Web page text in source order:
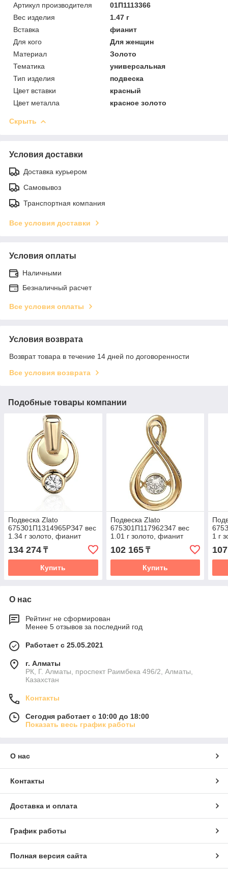
Артикул производителя
01П1113366
Вес изделия
1.47 г
Вставка
фианит
Для кого
Для женщин
Материал
Золото
Тематика
универсальная
Тип изделия
подвеска
Цвет вставки
красный
Цвет металла
красное золото
Скрыть
Условия доставки
Доставка курьером
Самовывоз
Транспортная компания
Все условия доставки
Условия оплаты
Наличными
Безналичный расчет
Все условия оплаты
Условия возврата
Возврат товара в течение 14 дней по договоренности
Все условия возврата
Подобные товары компании
Подвеска Zlato
675З01П1314965РЗ47 вес
1.34 г золото, фианит
134 274 ₸
Купить
Подвеска Zlato
675З01П117962З47 вес
1.01 г золото, фианит
102 165₸
Купить
1 г
О нас
Рейтинг не сформирован
Менее 5 отзывов за последний год
Работает с 25.05.2021
г. Алматы
РК, Г. Алматы, проспект Раимбека 496/2, Алматы,
Казахстан
Контакты
Сегодня работает с 10:00 до 18:00
Показать весь график работы
О нас
Контакты
Доставка и оплата
График работы
Полная версия сайта